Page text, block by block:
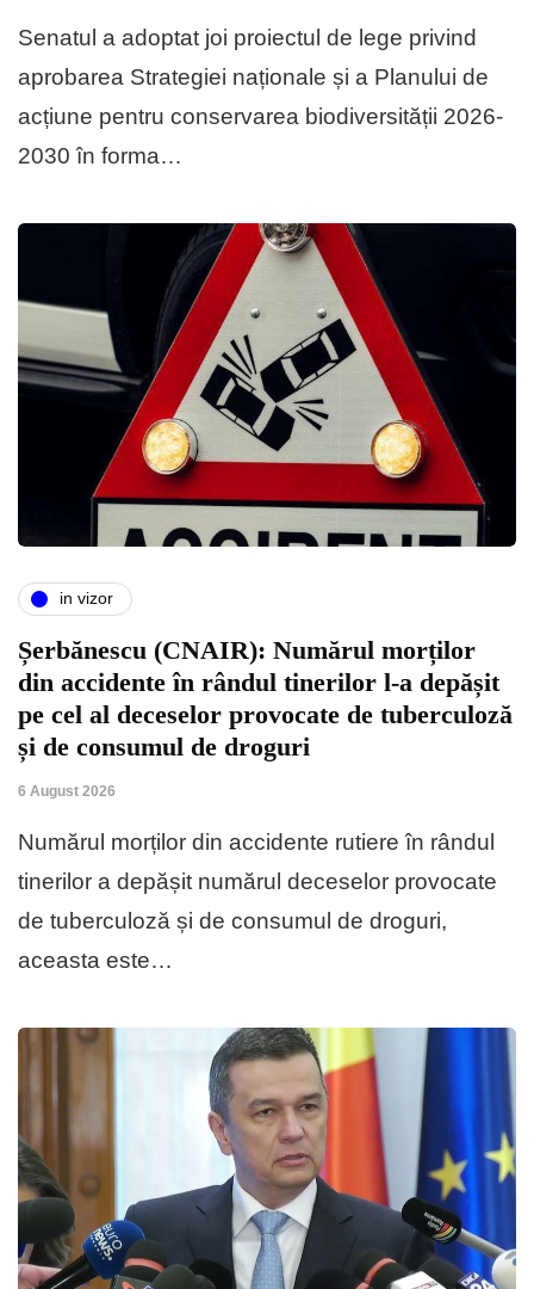
Senatul a adoptat joi proiectul de lege privind
aprobarea Strategiei naționale și a Planului de
acțiune pentru conservarea biodiversității 2026-
2030 în forma…
in vizor
Șerbănescu (CNAIR): Numărul morților
din accidente în rândul tinerilor l-a depășit
pe cel al deceselor provocate de tuberculoză
și de consumul de droguri
6 August 2026
Numărul morților din accidente rutiere în rândul
tinerilor a depășit numărul deceselor provocate
de tuberculoză și de consumul de droguri,
aceasta este…